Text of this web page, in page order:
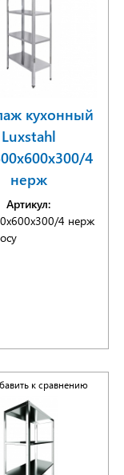
кухонный
Luxstahl
4
нерж
Артикул:
4 нерж
к сравнению